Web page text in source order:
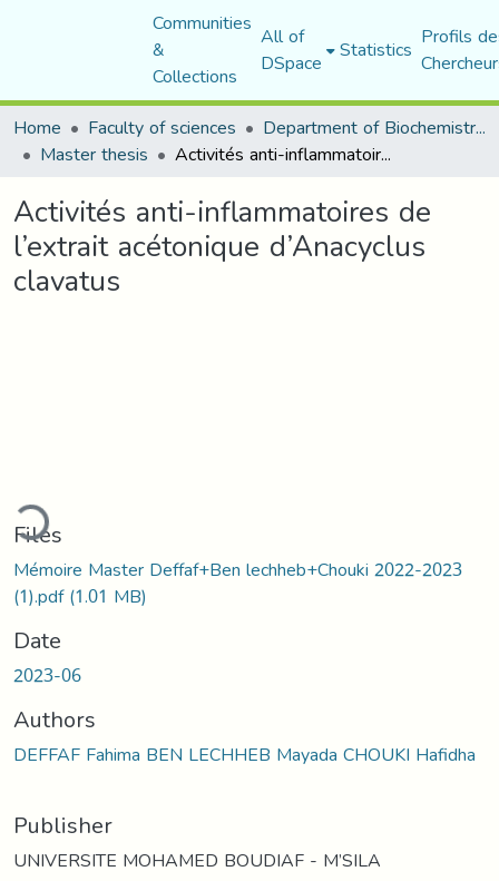
Communities
&
Collections
All of
DSpace Statistics Profils
Home
Faculty of sciences Department of Biochemistry and Microbiology
Master thesis Activités anti-inflammatoires de l’extrait acétonique d’Anacyclus clavatus
Activités anti-inflammatoires de
l’extrait acétonique d’Anacyclus
clavatus
Files
Mémoire Master Deffaf+Ben lechheb+Chouki 2022-2023
(1).pdf(1.01 MB)
Date
2023-06
Authors
DEFFAF Fahima BEN LECHHEB Mayada CHOUKI Hafidha
Publisher
UNIVERSITE MOHAMED BOUDIAF - M’SILA